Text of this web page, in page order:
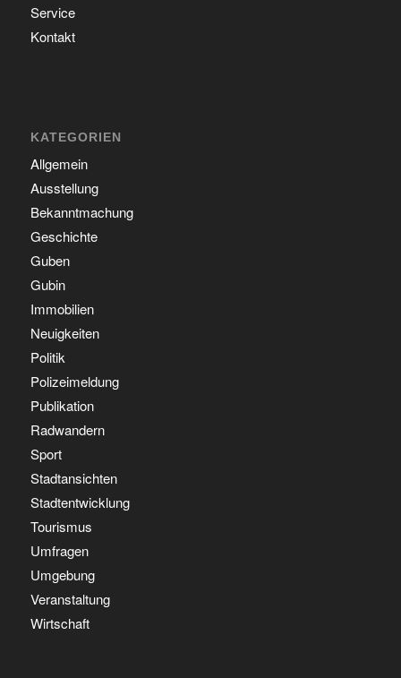
Service
Kontakt
KATEGORIEN
Allgemein
Ausstellung
Bekanntmachung
Geschichte
Guben
Gubin
Immobilien
Neuigkeiten
Politik
Polizeimeldung
Publikation
Radwandern
Sport
Stadtansichten
Stadtentwicklung
Tourismus
Umfragen
Umgebung
Veranstaltung
Wirtschaft